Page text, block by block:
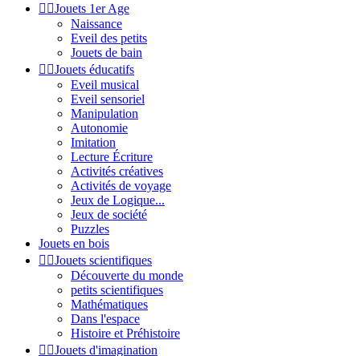
 Jouets 1er Age
Naissance
Eveil des petits
Jouets de bain
 Jouets éducatifs
Eveil musical
Eveil sensoriel
Manipulation
Autonomie
Imitation
Lecture Écriture
Activités créatives
Activités de voyage
Jeux de Logique...
Jeux de société
Puzzles
Jouets en bois
 Jouets scientifiques
Découverte du monde
petits scientifiques
Mathématiques
Dans l'espace
Histoire et Préhistoire
 Jouets d'imagination